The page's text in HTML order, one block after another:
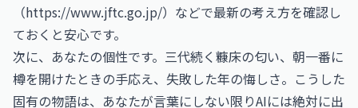
（https://www.jftc.go.jp/）などで最新の考え方を確認し
ておくと安心です。
次に、あなたの個性です。三代続く糠床の匂い、朝一番に
樽を開けたときの手応え、失敗した年の悔しさ。こうした
固有の物語は、あなたが言葉にしない限りAIには絶対に出